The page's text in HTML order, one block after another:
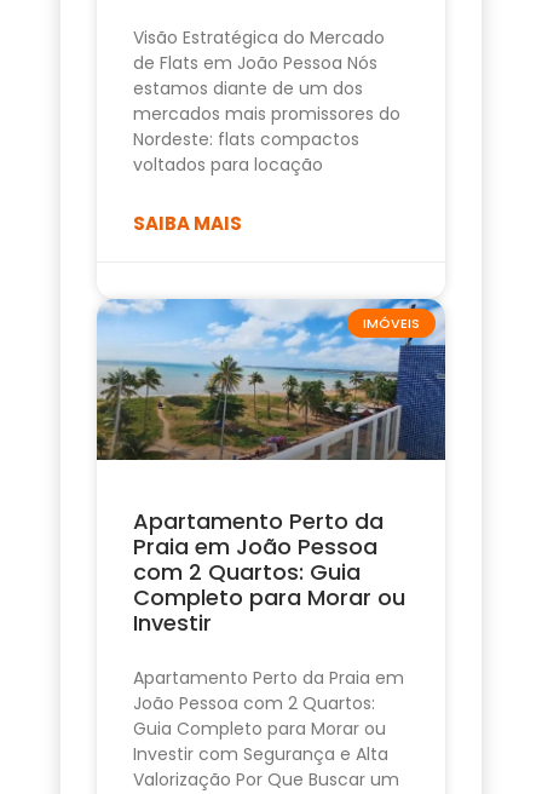
Visão Estratégica do Mercado
de Flats em João Pessoa Nós
estamos diante de um dos
mercados mais promissores do
Nordeste: flats compactos
voltados para locação
SAIBA MAIS
IMÓVEIS
Apartamento Perto da
Praia em João Pessoa
com 2 Quartos: Guia
Completo para Morar ou
Investir
Apartamento Perto da Praia em
João Pessoa com 2 Quartos:
Guia Completo para Morar ou
Investir com Segurança e Alta
Valorização Por Que Buscar um